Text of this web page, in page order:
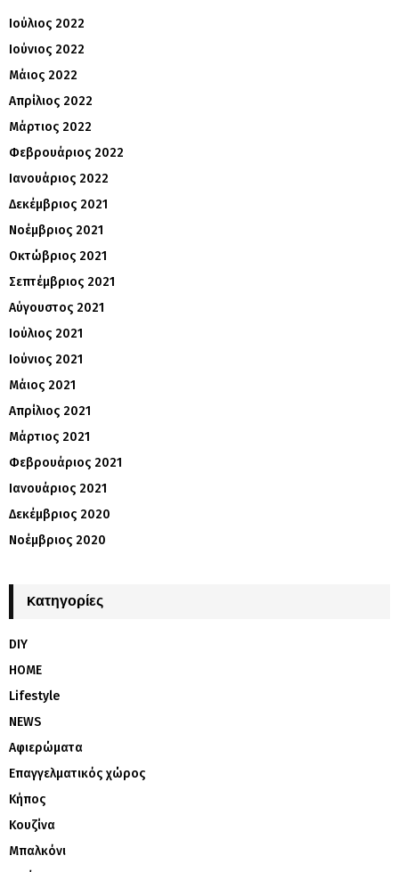
Ιούλιος 2022
Ιούνιος 2022
Μάιος 2022
Απρίλιος 2022
Μάρτιος 2022
Φεβρουάριος 2022
Ιανουάριος 2022
Δεκέμβριος 2021
Νοέμβριος 2021
Οκτώβριος 2021
Σεπτέμβριος 2021
Αύγουστος 2021
Ιούλιος 2021
Ιούνιος 2021
Μάιος 2021
Απρίλιος 2021
Μάρτιος 2021
Φεβρουάριος 2021
Ιανουάριος 2021
Δεκέμβριος 2020
Νοέμβριος 2020
Kατηγορίες
DIY
HOME
Lifestyle
NEWS
Αφιερώματα
Επαγγελματικός χώρος
Κήπος
Κουζίνα
Μπαλκόνι